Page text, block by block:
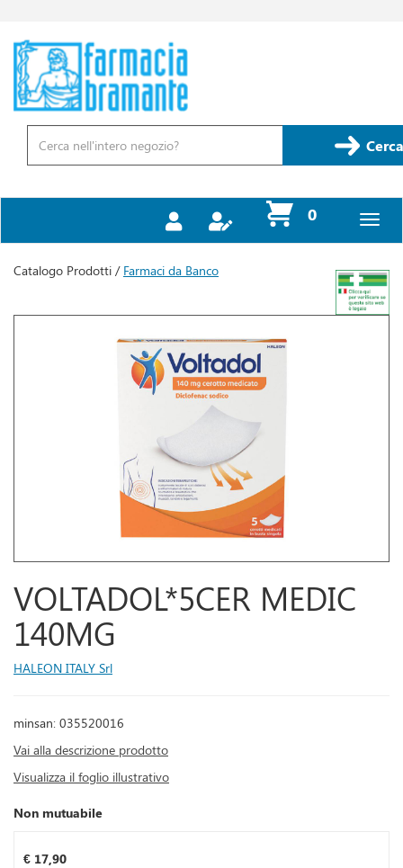
contenuto
principale
Farmacia
Bramante
Prodotto
0prodotti
inseriti
Catalogo Prodotti / Farmaci da Banco
VOLTADOL*5CER MEDIC
140MG
HALEON ITALY Srl
minsan: 035520016
Vai alla descrizione prodotto
Visualizza il foglio illustrativo
Non mutuabile
Prezzo
€ 17,90